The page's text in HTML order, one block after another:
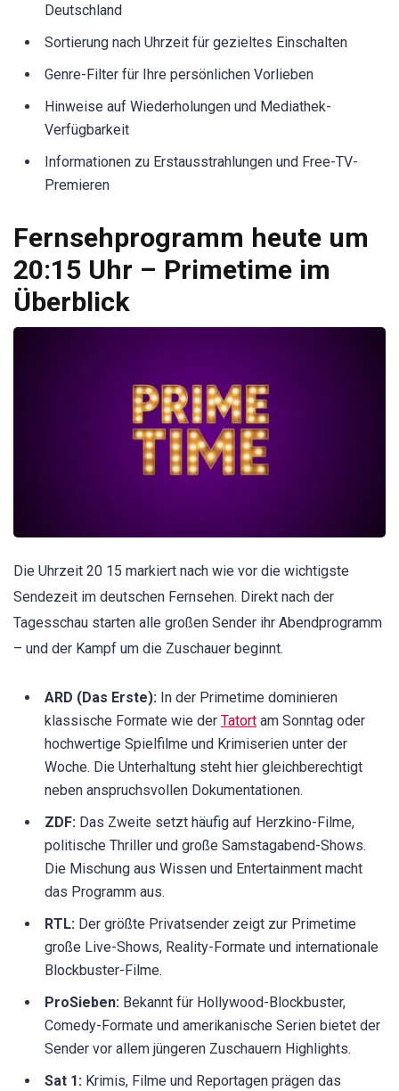
Deutschland
Sortierung nach Uhrzeit für gezieltes Einschalten
Genre-Filter für Ihre persönlichen Vorlieben
Hinweise auf Wiederholungen und Mediathek-
Verfügbarkeit
Informationen zu Erstausstrahlungen und Free-TV-
Premieren
Fernsehprogramm heute um
20:15 Uhr – Primetime im
Überblick
Die Uhrzeit 20 15 markiert nach wie vor die wichtigste
Sendezeit im deutschen Fernsehen. Direkt nach der
Tagesschau starten alle großen Sender ihr Abendprogramm
– und der Kampf um die Zuschauer beginnt.
ARD (Das Erste): In der Primetime dominieren
klassische Formate wie der Tatort am Sonntag oder
hochwertige Spielfilme und Krimiserien unter der
Woche. Die Unterhaltung steht hier gleichberechtigt
neben anspruchsvollen Dokumentationen.
ZDF: Das Zweite setzt häufig auf Herzkino-Filme,
politische Thriller und große Samstagabend-Shows.
Die Mischung aus Wissen und Entertainment macht
das Programm aus.
RTL: Der größte Privatsender zeigt zur Primetime
große Live-Shows, Reality-Formate und internationale
Blockbuster-Filme.
ProSieben: Bekannt für Hollywood-Blockbuster,
Comedy-Formate und amerikanische Serien bietet der
Sender vor allem jüngeren Zuschauern Highlights.
Sat 1: Krimis, Filme und Reportagen prägen das